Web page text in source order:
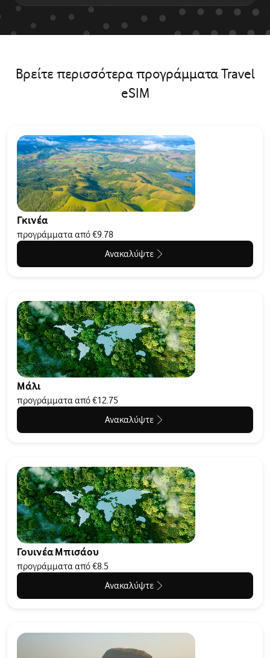
Βρείτε περισσότερα προγράμματα Travel
eSIM
Γκινέα
προγράμματα από €9.78
Ανακαλύψτε
Μάλι
προγράμματα από €12.75
Ανακαλύψτε
Γουινέα Μπισάου
προγράμματα από €8.5
Ανακαλύψτε